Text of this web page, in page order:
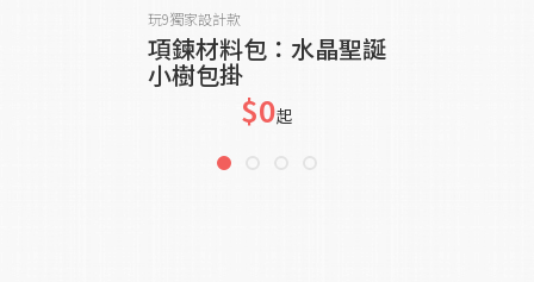
玩9獨家設計款
項鍊材料包：水晶聖誕
小樹包掛
$0起